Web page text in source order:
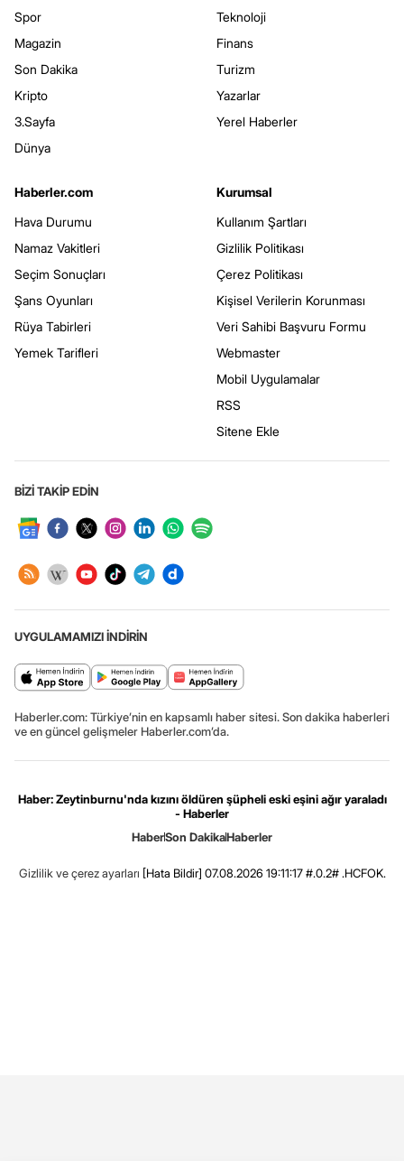
Spor
Magazin
Son Dakika
Kripto
3.Sayfa
Dünya
Teknoloji
Finans
Turizm
Yazarlar
Yerel Haberler
Haberler.com
Hava Durumu
Namaz Vakitleri
Seçim Sonuçları
Şans Oyunları
Rüya Tabirleri
Yemek Tarifleri
Kurumsal
Kullanım Şartları
Gizlilik Politikası
Çerez Politikası
Kişisel Verilerin Korunması
Veri Sahibi Başvuru Formu
Webmaster
Mobil Uygulamalar
RSS
Sitene Ekle
BİZİ TAKİP EDİN
UYGULAMAMIZI İNDİRİN
Haberler.com: Türkiye’nin en kapsamlı haber sitesi. Son dakika haberleri
ve en güncel gelişmeler Haberler.com’da.
Haber: Zeytinburnu'nda kızını öldüren şüpheli eski eşini ağır yaraladı
- Haberler
HaberSon DakikaHaberler
Gizlilik ve çerez ayarları [Hata Bildir] 07.08.2026 19:11:17 #.0.2# .HCFOK.